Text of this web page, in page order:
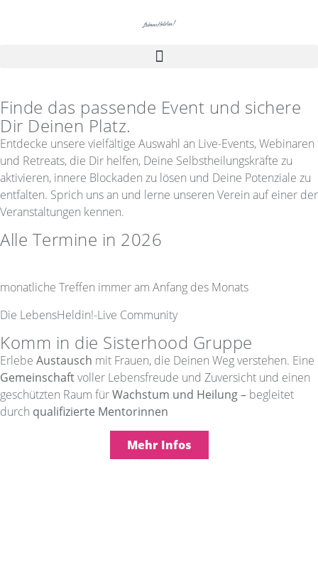
Finde das passende Event und sichere
Dir Deinen Platz.
Entdecke unsere vielfältige Auswahl an Live-Events, Webinaren
und Retreats, die Dir helfen, Deine Selbstheilungskräfte zu
aktivieren, innere Blockaden zu lösen und Deine Potenziale zu
entfalten. Sprich uns an und lerne unseren Verein auf einer der
Veranstaltungen kennen.
Alle Termine in 2026
monatliche Treffen immer am Anfang des Monats
Die LebensHeldin!-Live Community
Komm in die Sisterhood Gruppe
Erlebe Austausch mit Frauen, die Deinen Weg verstehen. Eine
Gemeinschaftvoller Lebensfreude und Zuversicht und einen
geschützten Raum fürWachstum und Heilung – begleitet
durch qualifizierte Mentorinnen
Mehr Infos